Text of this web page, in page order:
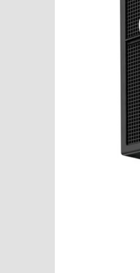
Винные
Гладильные
Дровяные
Духовые
Ионизаторы
Комби-